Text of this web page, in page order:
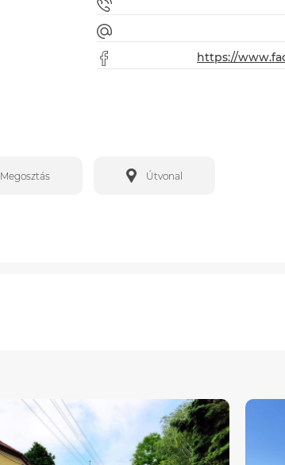
https://
Megosztás Útvonal